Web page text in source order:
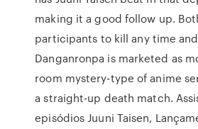
making it a good follow up.
participants to kill any time
Danganronpa is marketed as
room mystery-type of anime
a straight-up death match.
episódios Juuni Taisen,